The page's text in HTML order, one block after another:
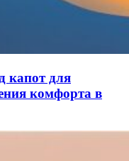
капот для
комфорта в